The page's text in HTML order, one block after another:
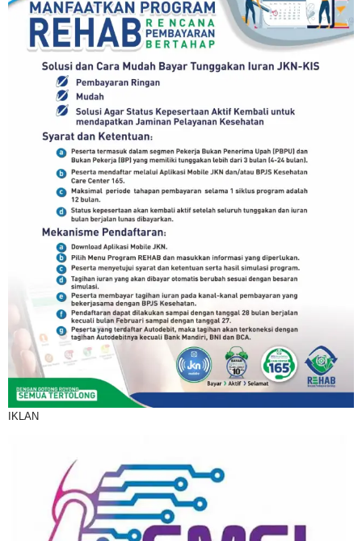
IKLAN